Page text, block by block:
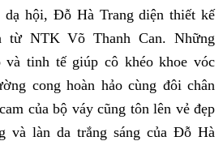
dạ hội, Đỗ Hà Trang diện thiết kế
từ NTK Võ Thanh Can. Những
và tinh tế giúp cô khéo khoe vóc
cong hoàn hảo cùng đôi chân
của bộ váy cũng tôn lên vẻ đẹp
và làn da trắng sáng của Đỗ Hà